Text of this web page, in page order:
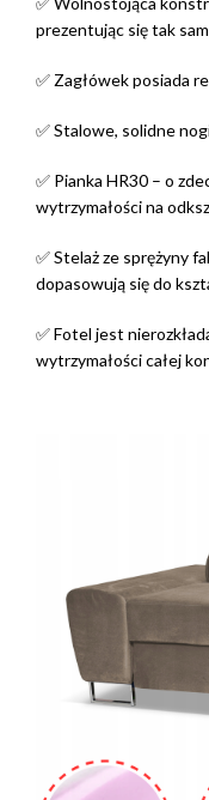
prezentując się tak
✅ Zagłówek posiada
✅ Stalowe, solidne
✅ Pianka HR30 – o
wytrzymałości na
✅ Stelaż ze sprężyny
dopasowują się do
✅ Fotel jest
wytrzymałości całej